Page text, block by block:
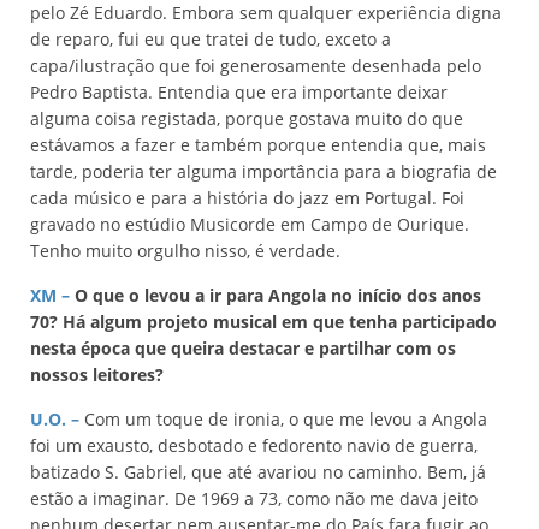
pelo Zé Eduardo. Embora sem qualquer experiência digna
de reparo, fui eu que tratei de tudo, exceto a
capa/ilustração que foi generosamente desenhada pelo
Pedro Baptista. Entendia que era importante deixar
alguma coisa registada, porque gostava muito do que
estávamos a fazer e também porque entendia que, mais
tarde, poderia ter alguma importância para a biografia de
cada músico e para a história do jazz em Portugal. Foi
gravado no estúdio Musicorde em Campo de Ourique.
Tenho muito orgulho nisso, é verdade.
XM – O que o levou a ir para Angola no início dos anos
70? Há algum projeto musical em que tenha participado
nesta época que queira destacar e partilhar com os
nossos leitores?
U.O. – Com um toque de ironia, o que me levou a Angola
foi um exausto, desbotado e fedorento navio de guerra,
batizado S. Gabriel, que até avariou no caminho. Bem, já
estão a imaginar. De 1969 a 73, como não me dava jeito